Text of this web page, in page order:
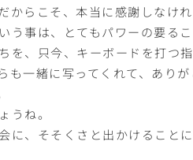
からこそ、本当に感謝しなけ
う事は、とてもパワーの要る
を、只今、キーボードを打つ
一緒に写ってくれて、あり
うね。
、そそくさと出かけることに